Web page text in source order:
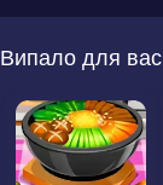
Випало для вас